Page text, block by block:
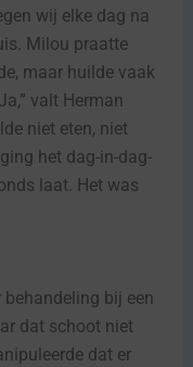
wij elke dag na
Milou praatte
maar huilde vaak
valt Herman
niet eten, niet
het dag-in-dag-
laat. Het was
bij een
dat schoot niet
dat er